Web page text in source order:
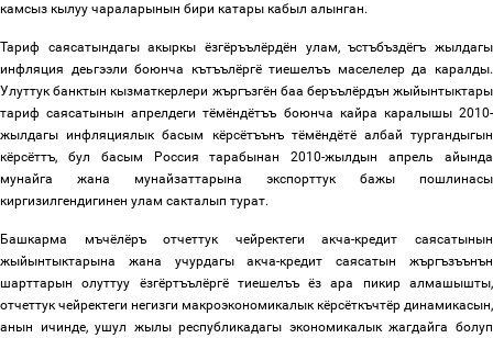
камсыз кылуу чараларынын бири катары кабыл алынган.
Тариф саясатындагы акыркы ёзгёръълёрдён улам, ъстъбъздёгъ жылдагы
инфляция деьгээли боюнча кътъълёргё тиешелъъ маселелер да каралды.
Улуттук банктын кызматкерлери жъргъзгён баа беръълёрдън жыйынтыктары
тариф саясатынын апрелдеги тёмёндётъъ боюнча кайра каралышы 2010-
жылдагы инфляциялык басым кёрсётъънъ тёмёндётё албай тургандыгын
кёрсёттъ, бул басым Россия тарабынан 2010-жылдын апрель айында
мунайга жана мунайзаттарына экспорттук бажы пошлинасы
киргизилгендигинен улам сакталып турат.
Башкарма мъчёлёръ отчеттук чейректеги акча-кредит саясатынын
жыйынтыктарына жана учурдагы акча-кредит саясатын жъргъзъънън
шарттарын
олуттуу ёзгёртъълёргё тиешелъъ ёз ара пикир алмашышты,
отчеттук чейректеги негизги макроэкономикалык кёрсёткъчтёр динамикасын,
анын ичинде,ушул жылы республикадагы экономикалык жагдайга болуп